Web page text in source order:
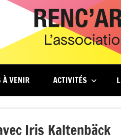
À VENIR ACTIVITÉS
Iris Kaltenbäck